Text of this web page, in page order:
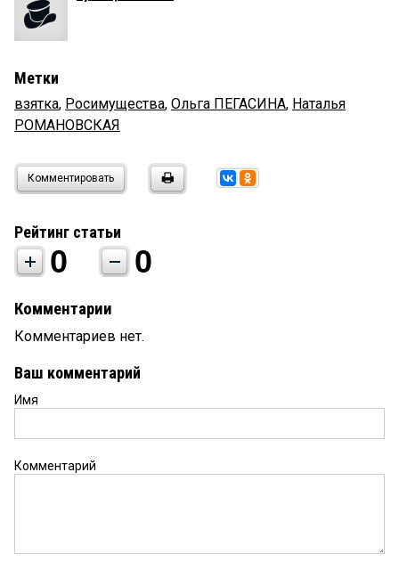
Метки
взятка, Росимущества, Ольга ПЕГАСИНА, Наталья
РОМАНОВСКАЯ
Комментировать
Рейтинг статьи
0 0
Комментарии
Комментариев нет.
Ваш комментарий
Имя
Комментарий